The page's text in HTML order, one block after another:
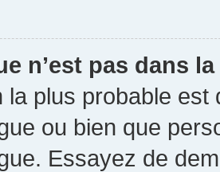
n’est pas dans
la plus probable est
ou bien que
Essayez de